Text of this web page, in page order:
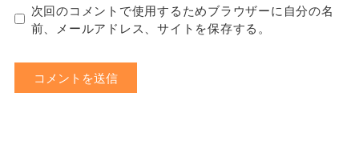
次回のコメントで使用するためブラウザーに自分の名
前、メールアドレス、サイトを保存する。